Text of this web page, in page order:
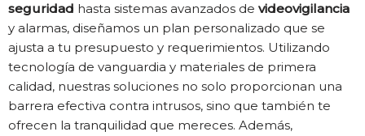
seguridad hasta sistemas avanzados de videovigilancia
y alarmas, diseñamos un plan personalizado que se
ajusta a tu presupuesto y requerimientos. Utilizando
tecnología de vanguardia y materiales de primera
calidad, nuestras soluciones no solo proporcionan una
barrera efectiva contra intrusos, sino que también te
ofrecen la tranquilidad que mereces. Además,